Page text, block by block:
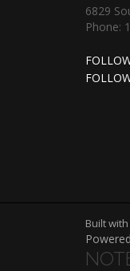
6829
Phone:
Built